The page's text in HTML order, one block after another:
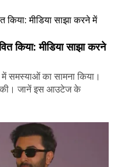
किया: मीडिया साझा करने
में समस्याओं का सामना किया।
की। जानें इस आउटेज के